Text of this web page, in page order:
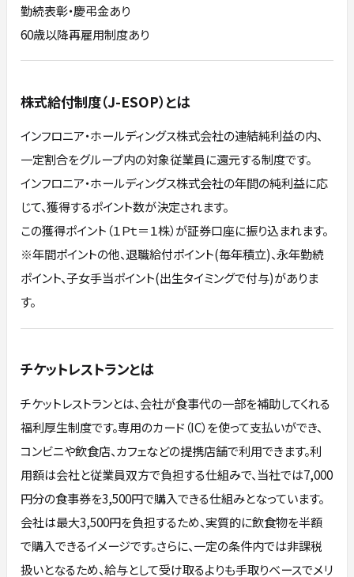
勤続表彰・慶弔金あり
60歳以降再雇用制度あり
株式給付制度（J-ESOP）とは
インフロニア・ホールディングス株式会社の連結純利益の内、
一定割合をグループ内の対象従業員に還元する制度です。
インフロニア・ホールディングス株式会社の年間の純利益に応
じて、獲得するポイント数が決定されます。
この獲得ポイント（１Ｐｔ＝１株）が証券口座に振り込まれます。
※年間ポイントの他、退職給付ポイント(毎年積立)、永年勤続
ポイント、子女手当ポイント(出生タイミングで付与)がありま
す。
チケットレストランとは
チケットレストランとは、会社が食事代の一部を補助してくれる
福利厚生制度です。専用のカード（IC）を使って支払いができ、
コンビニや飲食店、カフェなどの提携店舗で利用できます。利
用額は会社と従業員双方で負担する仕組みで、当社では7,000
円分の食事券を3,500円で購入できる仕組みとなっています。
会社は最大3,500円を負担するため、実質的に飲食物を半額
で購入できるイメージです。さらに、一定の条件内では非課税
扱いとなるため、給与として受け取るよりも手取りベースでメリ